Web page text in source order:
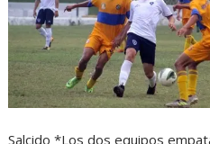
Salcido *Los dos equipos